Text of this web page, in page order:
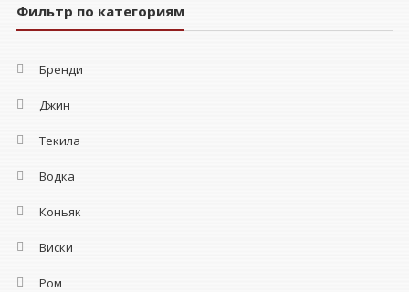
Фильтр по категориям
Бренди
Джин
Текила
Водка
Коньяк
Виски
Ром